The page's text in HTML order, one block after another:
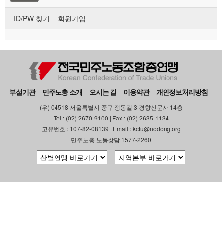
ID/PW 찾기 회원가입
부설기관 민주노총 소개 오시는 길 이용약관 개인정보처리방침
(우) 04518 서울특별시 중구 정동길 3 경향신문사 14층
Tel : (02) 2670-9100 | Fax : (02) 2635-1134
고유번호 : 107-82-08139 | Email : kctu@nodong.org
민주노총 노동상담 1577-2260